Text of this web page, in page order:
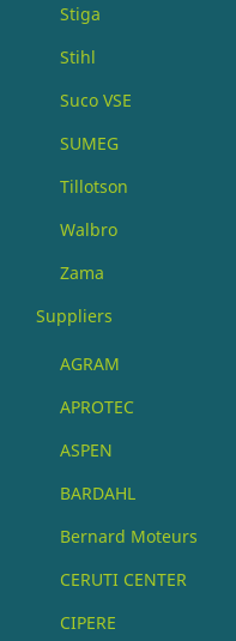
Stiga
Stihl
Suco VSE
SUMEG
Tillotson
Walbro
Zama
Suppliers
AGRAM
APROTEC
ASPEN
BARDAHL
Bernard Moteurs
CERUTI CENTER
CIPERE